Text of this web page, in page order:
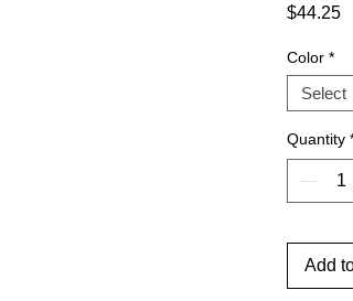
$44.25
Color *
Quantity *
Add